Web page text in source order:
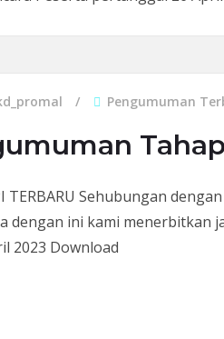
Pengumuman
TERBARU Sehubungan
dengan ini kami menerbitkan
2023 Download
Pengumuman Tahap II PPPK 2023